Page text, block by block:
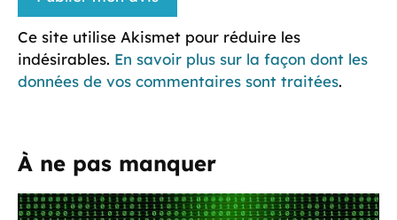
Ce site utilise Akismet pour réduire les
indésirables. En savoir plus sur la façon dont les
données de vos commentaires sont traitées.
À ne pas manquer